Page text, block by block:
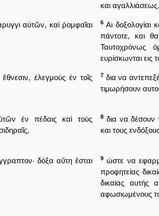
και αγαλλιάσεως.
αὐτῶν, καὶ ῥομφαῖαι
6 Αι
πάντοτε, και
Ταυτοχρόνως
ευρίσκωνται εις
ἔθνεσιν, ἐλεγμοὺς ἐν τοῖς
7 δια να
τιμωρήσουν
ἐν πέδαις καὶ τοὺς
8 δια να δέσουν
και τους
δόξα αὕτη ἔσται
9 ώστε να
προφητείας
δικαίας αυτής
αφωσιωμένους